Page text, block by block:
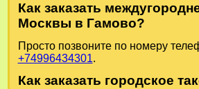
Как заказать
Москвы в Гамово?
Просто позвоните по номеру
+74996434301.
Как заказать городское